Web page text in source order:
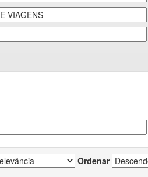
Ordenar